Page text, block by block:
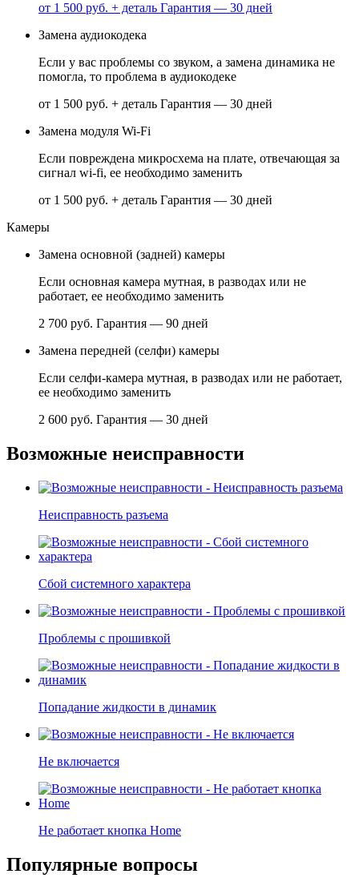
от 1 500 руб. + деталь Гарантия — 30 дней
Замена аудиокодека
Если у вас проблемы со звуком, а замена динамика не
помогла, то проблема в аудиокодеке
от 1 500 руб. + деталь Гарантия — 30 дней
Замена модуля Wi-Fi
Если повреждена микросхема на плате, отвечающая за
сигнал wi-fi, ее необходимо заменить
от 1 500 руб. + деталь Гарантия — 30 дней
Камеры
Замена основной (задней) камеры
Если основная камера мутная, в разводах или не
работает, ее необходимо заменить
2 700 руб. Гарантия — 90 дней
Замена передней (селфи) камеры
Если селфи-камера мутная, в разводах или не работает,
ее необходимо заменить
2 600 руб. Гарантия — 30 дней
Возможные неисправности
Неисправность разъема
Сбой системного характера
Проблемы с прошивкой
Попадание жидкости в динамик
Не включается
Не работает кнопка Home
Популярные вопросы